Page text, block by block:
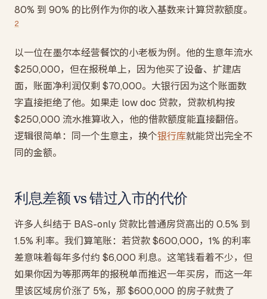
80% 到 90% 的比例作为你的收入基数来计算贷款额度。
2
以一位在墨尔本经营餐饮的小老板为例。他的生意年流水
$250,000，但在报税单上，因为他买了设备、扩建店
面，账面净利润仅剩 $70,000。大银行因为这个账面数
字直接拒绝了他。如果走 low doc 贷款，贷款机构按
$250,000 流水推算收入，他的借款额度能直接翻倍。
逻辑很简单：同一个生意主，换个银行库就能贷出完全不
同的金额。
利息差额 vs 错过入市的代价
许多人纠结于 BAS-only 贷款比普通房贷高出的 0.5% 到
1.5% 利率。我们算笔账：若贷款 $600,000，1% 的利率
差意味着每年多付约 $6,000 利息。这笔钱看着不少，但
如果你因为等那两年的报税单而推迟一年买房，而这一年
里该区域房价涨了 5%，那 $600,000 的房子就贵了